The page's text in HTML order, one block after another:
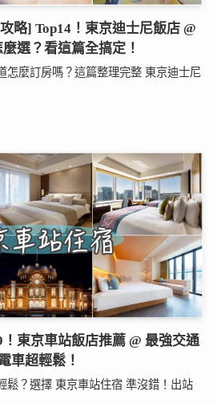
略] Top14！東京迪士尼飯店 @
選？看這篇全搞定！
怎麼訂房嗎？這篇整理完整 東京迪士尼
東京車站飯店推薦 @ 最強交通
車超輕鬆！
鬆？選擇 東京車站住宿 準沒錯！出站